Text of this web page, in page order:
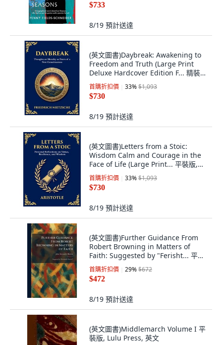
$733
8/19 預計送達
(英文圖書)Daybreak: Awakening to
Freedom and Truth (Large Print
Deluxe Hardcover Edition F... 精裝
版, Library of Alexandria, 英文
首購折扣價 33%$1,093
$730
8/19 預計送達
(英文圖書)Letters from a Stoic:
Wisdom Calm and Courage in the
Face of Life (Large Print... 平裝版,
Library of Alexandria, English
首購折扣價 33%$1,093
$730
8/19 預計送達
(英文圖書)Further Guidance From
Robert Browning in Matters of
Faith: Suggested by "Ferisht... 平裝
版, Tradd Street Press, 英文
首購折扣價 29%$672
$472
8/19 預計送達
(英文圖書)Middlemarch Volume I 平
裝版, Lulu Press, 英文